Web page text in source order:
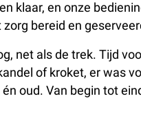
klaar, en onze
bereid en
net als de trek. Tijd
of kroket, er was
oud. Van begin tot